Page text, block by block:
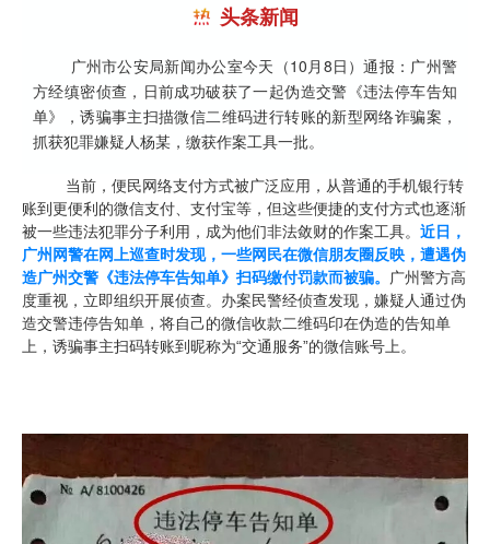
域名注册
虚拟主机
企业邮箱
SSL证书
云主机
客服中心
企业文化
头条新闻
广州市公安局新闻办公室今天（10月8日）通报：广州警
方经缜密侦查，日前成功破获了一起伪造交警《违法停车告知
单》，诱骗事主扫描微信二维码进行转账的新型网络诈骗案，
抓获犯罪嫌疑人杨某，缴获作案工具一批。
当前，便民网络支付方式被广泛应用，从普通的手机银行转
账到更便利的微信支付、支付宝等，但这些便捷的支付方式也逐渐
被一些违法犯罪分子利用，成为他们非法敛财的作案工具。 近日，
广州网警在网上巡查时发现，一些网民在微信朋友圈反映，遭遇伪
造广州交警《违法停车告知单》扫码缴付罚款而被骗。 广州警方高
度重视，立即组织开展侦查。办案民警经侦查发现，嫌疑人通过伪
造交警违停告知单，将自己的微信收款二维码印在伪造的告知单
上，诱骗事主扫码转账到昵称为“交通服务”的微信账号上。